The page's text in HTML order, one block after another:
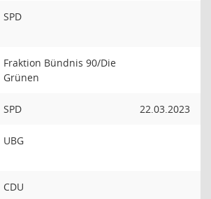
SPD
Fraktion Bündnis 90/Die
Grünen
SPD 22.03.2023
UBG
CDU